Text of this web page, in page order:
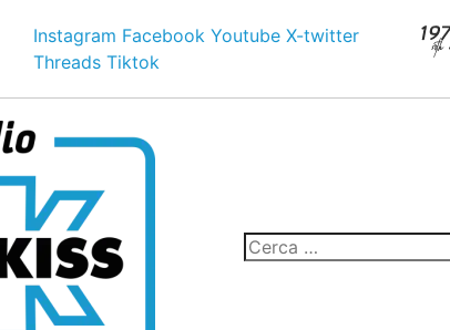
Instagram Facebook Youtube X-twitter
Threads Tiktok